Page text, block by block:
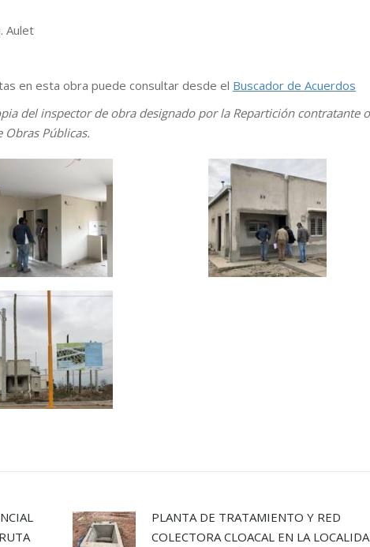
Aulet
en esta obra puede consultar desde el Buscador de Acuerdos
del inspector de obra designado por la Repartición contratante o
Públicas.
PLANTA DE TRATAMIENTO Y RED
COLECTORA CLOACAL EN LA